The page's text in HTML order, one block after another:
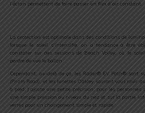
l’écran permettent de faire passer un flux d’air constant.
La protection est optimale dans des conditions de
lorsque le soleil s’intensifie, on a tendance à être
constater sur des sessions de Beach Volley, où le
perdre de vue le ballon.
Cependant, au-delà de ça, les Radar® EV Path® sont
(Prizm Road), et les lunettes Oakley sauront vous ravir
à pied. J’ajoute une petite précision, pour les personnes
une simple pression au niveau du nez et sur la partie
verres pour un changement simple et rapide.